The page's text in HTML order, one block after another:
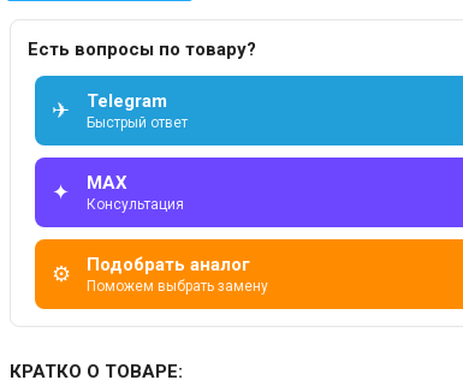
Есть вопросы по товару?
✈ Telegram
Быстрый ответ
✦ MAX
Консультация
⚙ Подобрать аналог
Поможем выбрать замену
КРАТКО О ТОВАРЕ: